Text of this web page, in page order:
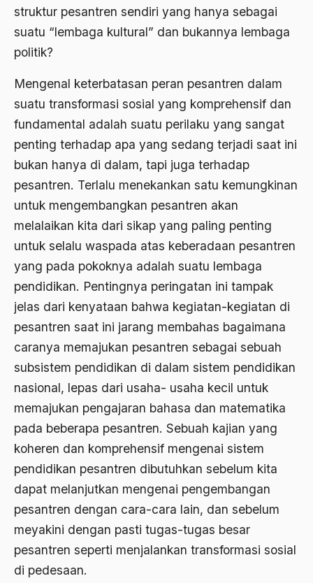
struktur pesantren sendiri yang hanya sebagai
suatu “lembaga kultural” dan bukannya lembaga
politik?
Mengenal keterbatasan peran pesantren dalam
suatu transformasi sosial yang komprehensif dan
fundamental adalah suatu perilaku yang sangat
penting terhadap apa yang sedang terjadi saat ini
bukan hanya di dalam, tapi juga terhadap
pesantren. Terlalu menekankan satu kemungkinan
untuk mengembangkan pesantren akan
melalaikan kita dari sikap yang paling penting
untuk selalu waspada atas keberadaan pesantren
yang pada pokoknya adalah suatu lembaga
pendidikan. Pentingnya peringatan ini tampak
jelas dari kenyataan bahwa kegiatan-kegiatan di
pesantren saat ini jarang membahas bagaimana
caranya memajukan pesantren sebagai sebuah
subsistem pendidikan di dalam sistem pendidikan
nasional, lepas dari usaha- usaha kecil untuk
memajukan pengajaran bahasa dan matematika
pada beberapa pesantren. Sebuah kajian yang
koheren dan komprehensif mengenai sistem
pendidikan pesantren dibutuhkan sebelum kita
dapat melanjutkan mengenai pengembangan
pesantren dengan cara-cara lain, dan sebelum
meyakini dengan pasti tugas-tugas besar
pesantren seperti menjalankan transformasi sosial
di pedesaan.
buddha
Budha
Bugis
Buku "1492"
Buku P4
Buku Primadosa
BUMN
Bung Hatta
Bung karno
Bung Tomo
burdah
Burhanudin
Burung-Burung Manyar
Buya Hamka
cak nur
caleg
Caligula
Calon Legislatif
Capres